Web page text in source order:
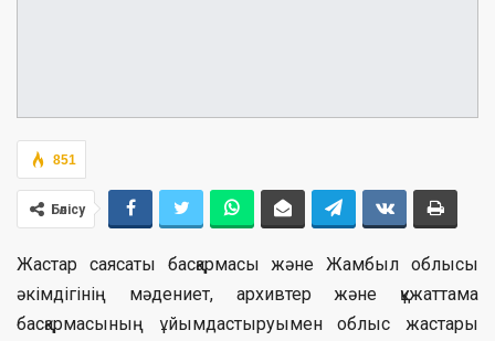
851
Бөлісу
Жастар саясаты басқармасы және Жамбыл облысы
әкімдігінің мәдениет, архивтер және құжаттама
басқармасының ұйымдастыруымен облыс жастары